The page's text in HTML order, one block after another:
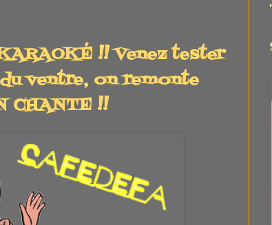
!! Venez tester
ventre, on remonte
CHANTE !!